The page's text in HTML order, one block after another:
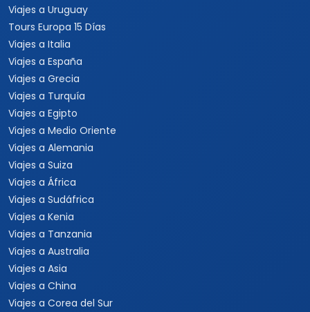
Viajes a Uruguay
Tours Europa 15 Días
Viajes a Italia
Viajes a España
Viajes a Grecia
Viajes a Turquía
Viajes a Egipto
Viajes a Medio Oriente
Viajes a Alemania
Viajes a Suiza
Viajes a África
Viajes a Sudáfrica
Viajes a Kenia
Viajes a Tanzania
Viajes a Australia
Viajes a Asia
Viajes a China
Viajes a Corea del Sur